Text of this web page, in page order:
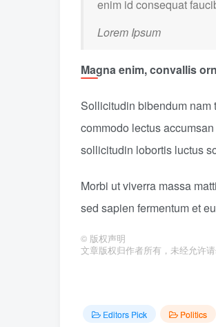
enim id consequat
Lorem Ipsum
Magna enim, convallis
Sollicitudin bibendum nam
commodo lectus
sollicitudin lobortis luctus
Morbi ut viverra massa
sed sapien fermentum et
© 版权声明
文章版权归作者所有，未经允许请
Editors Pick Politics